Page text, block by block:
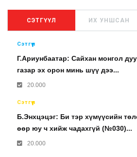
СЭТГҮҮЛ ИХ УНШСАН
Сэтгүүл
Г.Ариунбаатар: Сайхан монгол
газар эх орон минь шүү дээ...
20.000
Сэтгүүл
Б.Энхцэцэг: Би тэр хүмүүсийн
өөр юу ч хийж чадахгүй (№030)...
20.000